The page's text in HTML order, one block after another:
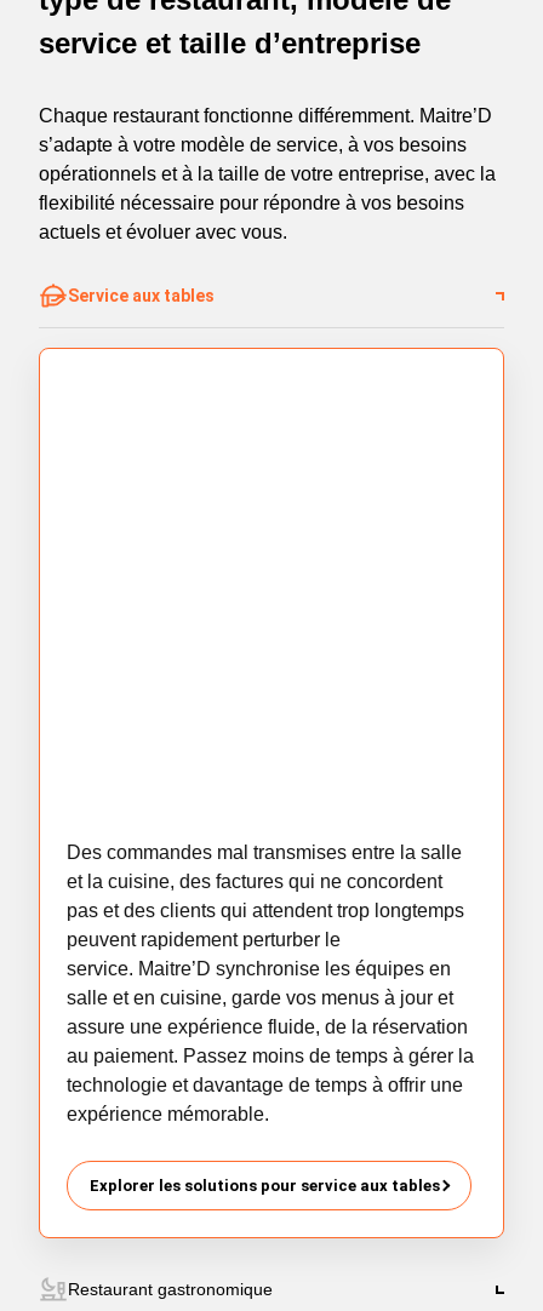
service et taille d’entreprise
Chaque restaurant fonctionne différemment. Maitre’D
s’adapte à votre modèle de service, à vos besoins
opérationnels et à la taille de votre entreprise, avec la
flexibilité nécessaire pour répondre à vos besoins
actuels et évoluer avec vous.
Service aux tables
Des commandes mal transmises entre la salle
et la cuisine, des factures qui ne concordent
pas et des clients qui attendent trop longtemps
peuvent rapidement perturber le
service. Maitre’D synchronise les équipes en
salle et en cuisine, garde vos menus à jour et
assure une expérience fluide, de la réservation
au paiement. Passez moins de temps à gérer la
technologie et davantage de temps à offrir une
expérience mémorable.
Explorer les solutions pour service aux tables
Restaurant gastronomique